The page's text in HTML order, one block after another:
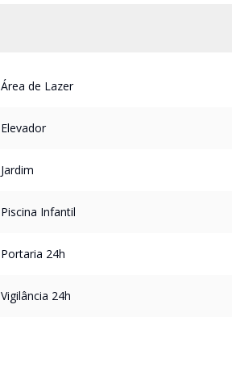
Área de Lazer
Elevador
Jardim
Piscina Infantil
Portaria 24h
Vigilância 24h